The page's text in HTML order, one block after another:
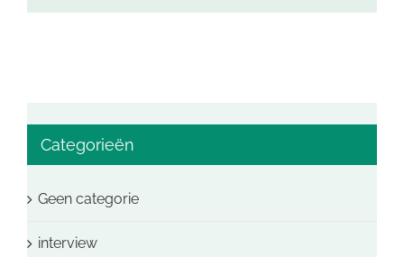
Categorieën
Geen categorie
interview